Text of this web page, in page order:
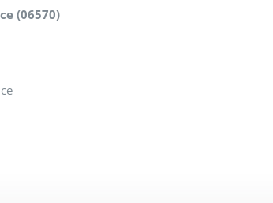
(06570)